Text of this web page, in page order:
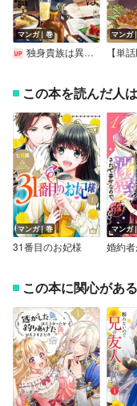
マンガ｜巻
独身貴族は異世界を謳歌する ～結婚しない男の優雅なおひとりさまライフ～
マンガ
この本を読んだ人
マンガ｜巻
31番目のお妃様
マンガ
この本に関心があ